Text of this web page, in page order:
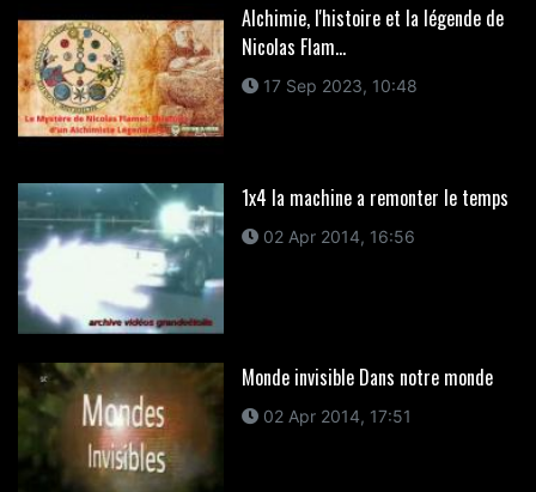
Alchimie, l'histoire et la légende de
Nicolas Flam...
17 Sep 2023, 10:48
1x4 la machine a remonter le temps
02 Apr 2014, 16:56
Monde invisible Dans notre monde
02 Apr 2014, 17:51